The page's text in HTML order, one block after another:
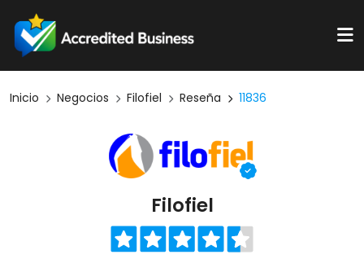
Inicio Negocios Filofiel Reseña 11836
Filofiel